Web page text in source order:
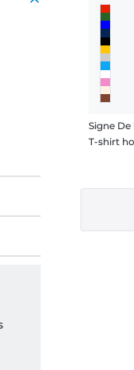
Signe De
T-shirt